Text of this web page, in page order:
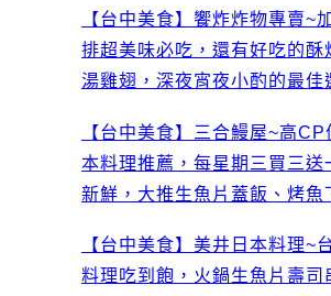
【台中美食】饗炸炸物專賣~
排超美味必吃，還有好吃的酥
湯雞翅，深夜宵夜小酌的最佳
【台中美食】三合鰻屋~高CP
本料理推薦，每星期三買三送
新鮮，大推生魚片蓋飯、烤魚
【台中美食】美井日本料理~
料理吃到飽，火鍋生魚片壽司